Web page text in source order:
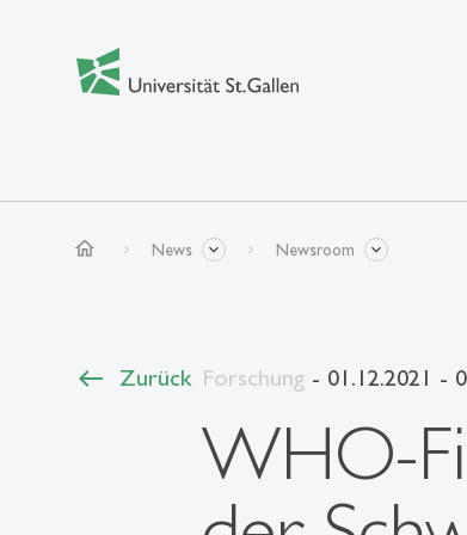
home News Newsroom
Zurück Forschung- 01.12.2021 -
WHO-